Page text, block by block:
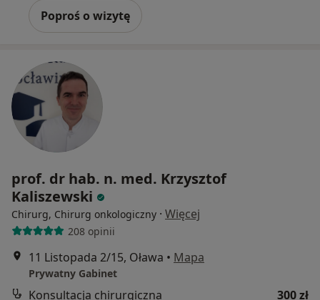
Poproś o wizytę
prof. dr hab. n. med. Krzysztof
Kaliszewski
Chirurg, Chirurg onkologiczny · Więcej
208 opinii
11 Listopada 2/15, Oława • Mapa
Prywatny Gabinet
Konsultacja chirurgiczna
300 zł